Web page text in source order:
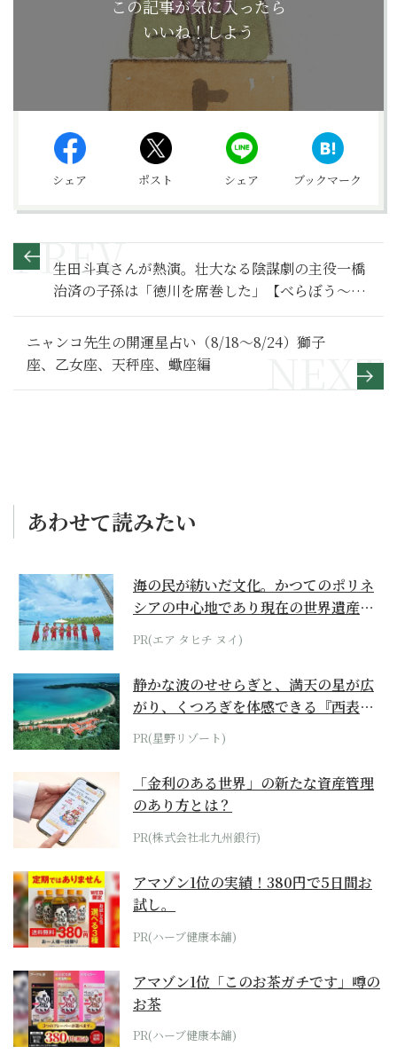
この記事が気に入ったら
いいね！しよう
シェア ポスト シェア ブックマーク
生田斗真さんが熱演。壮大なる陰謀劇の主役一橋
治済の子孫は「徳川を席巻した」【べらぼう～蔦
重栄華乃夢噺～ 満喫リポート】生田斗真と一橋治
済編
ニャンコ先生の開運星占い（8/18～8/24）獅子
座、乙女座、天秤座、蠍座編
あわせて読みたい
海の民が紡いだ文化。かつてのポリネ
シアの中心地であり現在の世界遺産か
らみえてくる...
PR(エア タヒチ ヌイ)
静かな波のせせらぎと、満天の星が広
がり、くつろぎを体感できる『西表島
ホテル by...
PR(星野リゾート)
「金利のある世界」の新たな資産管理
のあり方とは？
PR(株式会社北九州銀行)
アマゾン1位の実績！380円で5日間お
試し。
PR(ハーブ健康本舗)
アマゾン1位「このお茶ガチです」噂の
お茶
PR(ハーブ健康本舗)